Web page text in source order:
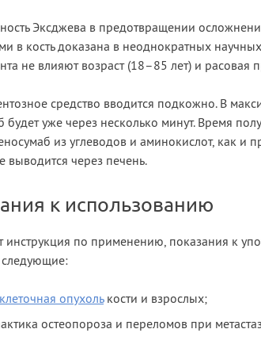
Эксджева в предотвращении
в кость доказана в неоднократных
не влияют возраст (18–85 лет) и расовая
средство вводится подкожно. В
будет уже через несколько минут. Время
из углеводов и аминокислот, как и
выводится через печень.
к использованию
инструкция по применению, показания к
опухолькости и взрослых;
остеопороза и переломов при